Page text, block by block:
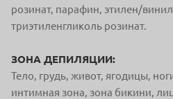
розинат, парафин, этилен/
триэтиленгликоль розинат.
ЗОНА ДЕПИЛЯЦИИ:
Тело, грудь, живот, ягодицы,
интимная зона, зона бикини,